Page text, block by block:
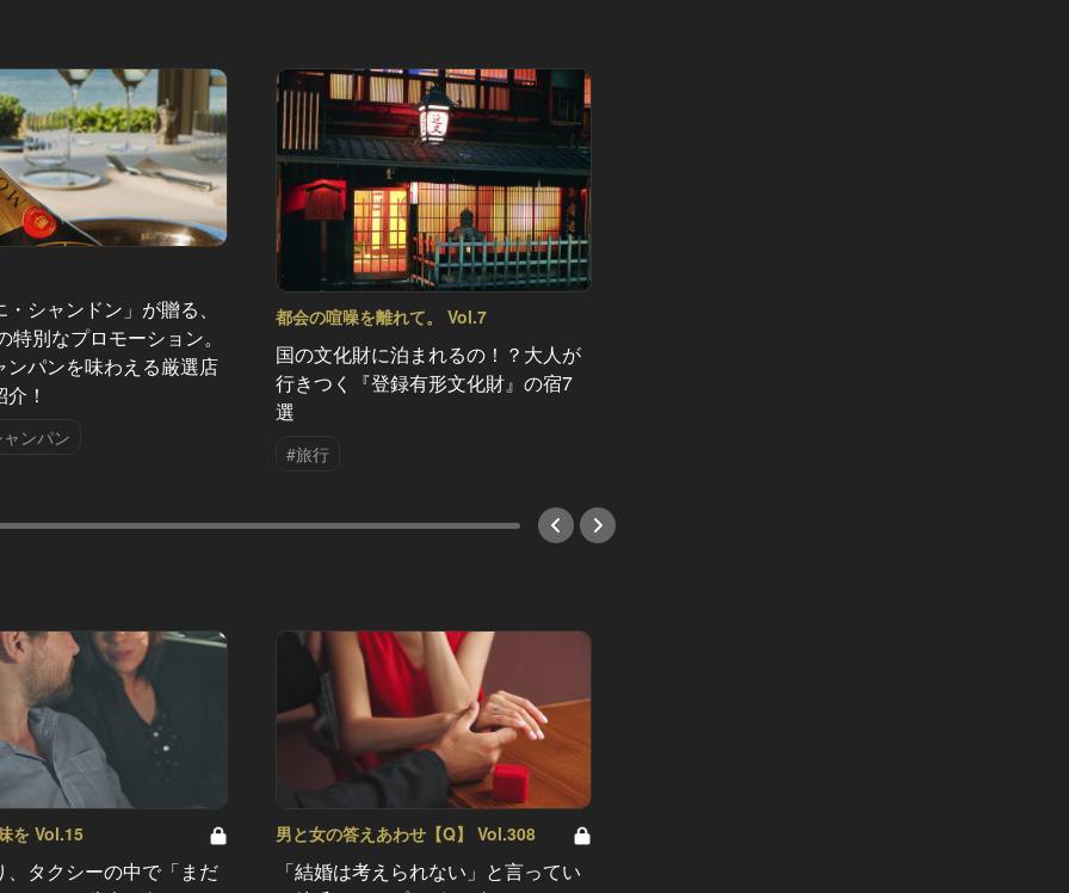
シャンドン」が贈る、
特別なプロモーション。
ンパンを味わえる厳選店
！
ンパン
都会の喧噪を離れて。 Vol.7
国の文化財に泊まれるの！？大人が
行きつく『登録有形文化財』の宿7
選
#旅行
を Vol.15
、タクシーの中で「まだ
男と女の答えあわせ【Q】 Vol.308
「結婚は考えられない」と言ってい